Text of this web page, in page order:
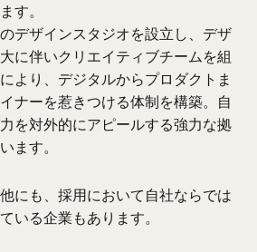
す。
デザインスタジオを設立し、デザ
に伴いクリエイティブチームを組
より、デジタルからプロダクトま
ナーを惹きつける体制を構築。自
を対外的にアピールする強力な拠
ます。
にも、採用において自社ならでは
いる企業もあります。